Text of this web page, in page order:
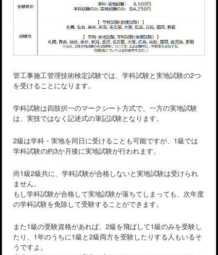
管工事施工管理技術検定試験では、学科試験と実地試験の2つ
を受けることになります。
学科試験は四肢択一のマークシート方式で、一方の実地試験
は、実技ではなく記述式の筆記試験となります。
2級は学科・実地を同日に受けることも可能ですが、1級では
学科試験の約3か月後に実地試験が行われます。
尚1級2級共に、学科試験が合格しないと実地試験は受けられ
ません。
もし学科試験が合格して実地試験が落ちてしまっても、次年度
の学科試験を免除して受験することができます。
また1級の受験資格があれば、2級を飛ばして1級のみを受験し
たり、1年のうちに1級と2級両方を受験したりする人もいるそ
うですよ。